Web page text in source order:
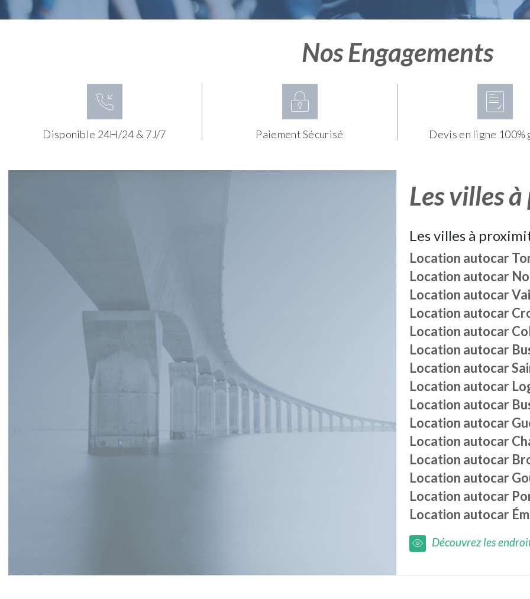
Nos Engagements
Disponible 24H/24 & 7J/7 Paiement Sécurisé Devis en ligne
Les villes
Les villes à
Location autocar
Location autocar
Location autocar
Location autocar
Location autocar
Location autocar
Location autocar
Location autocar
Location autocar
Location autocar
Location autocar
Location autocar
Location autocar
Location autocar
Location autocar
Découvrez les